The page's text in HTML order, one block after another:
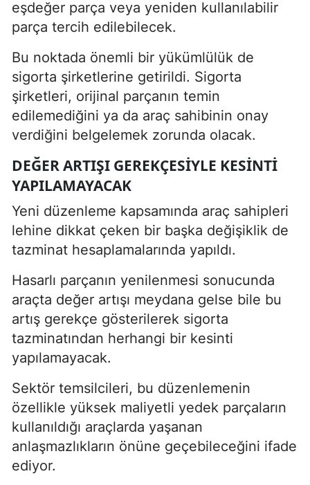
eşdeğer parça veya yeniden kullanılabilir
parça tercih edilebilecek.
Bu noktada önemli bir yükümlülük de
sigorta şirketlerine getirildi. Sigorta
şirketleri, orijinal parçanın temin
edilemediğini ya da araç sahibinin onay
verdiğini belgelemek zorunda olacak.
DEĞER ARTIŞI GEREKÇESIYLE KESINTI
YAPILAMAYACAK
Yeni düzenleme kapsamında araç sahipleri
lehine dikkat çeken bir başka değişiklik de
tazminat hesaplamalarında yapıldı.
Hasarlı parçanın yenilenmesi sonucunda
araçta değer artışı meydana gelse bile bu
artış gerekçe gösterilerek sigorta
tazminatından herhangi bir kesinti
yapılamayacak.
Sektör temsilcileri, bu düzenlemenin
özellikle yüksek maliyetli yedek parçaların
kullanıldığı araçlarda yaşanan
anlaşmazlıkların önüne geçebileceğini ifade
ediyor.